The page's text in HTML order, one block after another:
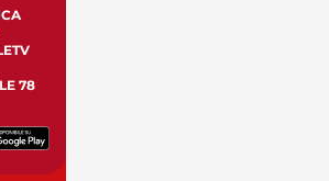
78